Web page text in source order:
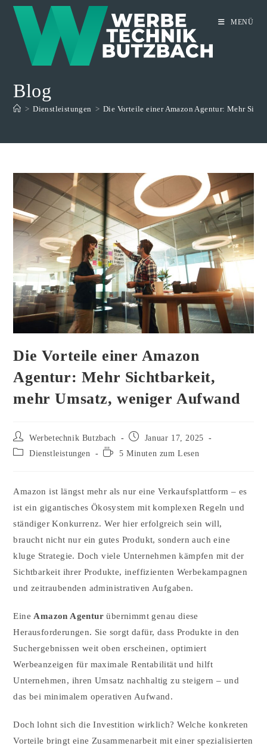
Zum
Inhalt
springen
MENÜ
Blog
> Dienstleistungen > Die Vorteile einer Amazon Agentur: Mehr
Die Vorteile einer Amazon
Agentur: Mehr Sichtbarkeit,
mehr Umsatz, weniger Aufwand
Beitrags-
Autor:
Werbetechnik Butzbach
BeitragJanuar 17, 2025
Beitrags-Dienstleistungen Lesedauer:
5 Minuten zum Lesen
Amazon ist längst mehr als nur eine Verkaufsplattform – es
ist ein gigantisches Ökosystem mit komplexen Regeln und
ständiger Konkurrenz. Wer hier erfolgreich sein will,
braucht nicht nur ein gutes Produkt, sondern auch eine
kluge Strategie. Doch viele Unternehmen kämpfen mit der
Sichtbarkeit ihrer Produkte, ineffizienten Werbekampagnen
und zeitraubenden administrativen Aufgaben.
Eine Amazon Agentur übernimmt genau diese
Herausforderungen. Sie sorgt dafür, dass Produkte in den
Suchergebnissen weit oben erscheinen, optimiert
Werbeanzeigen für maximale Rentabilität und hilft
Unternehmen, ihren Umsatz nachhaltig zu steigern – und
das bei minimalem operativen Aufwand.
Doch lohnt sich die Investition wirklich? Welche konkreten
Vorteile bringt eine Zusammenarbeit mit einer spezialisierten